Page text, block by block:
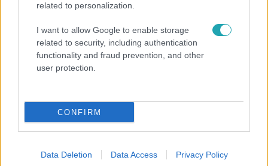
related to personalization.
I want to allow Google to enable storage
related to security, including authentication
functionality and fraud prevention, and other
user protection.
CONFIRM
Data Deletion Data Access Privacy Policy
2017. augusztus 31. 16:00
Attila és Zsuzsa kapcsolatából hiányzik a
bizalom...
Attila féltékeny típus, és zavarja őt, hogy a tőle 200 km-re